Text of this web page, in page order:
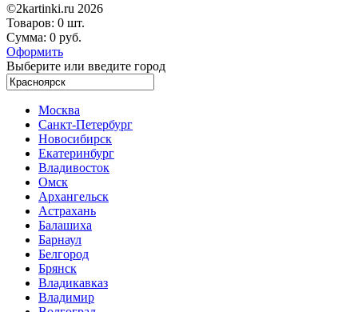
©2kartinki.ru 2026
Товаров: 0 шт.
Сумма: 0 руб.
Оформить
Выберите или введите город
Москва
Санкт-Петербург
Новосибирск
Екатеринбург
Владивосток
Омск
Архангельск
Астрахань
Балашиха
Барнаул
Белгород
Брянск
Владикавказ
Владимир